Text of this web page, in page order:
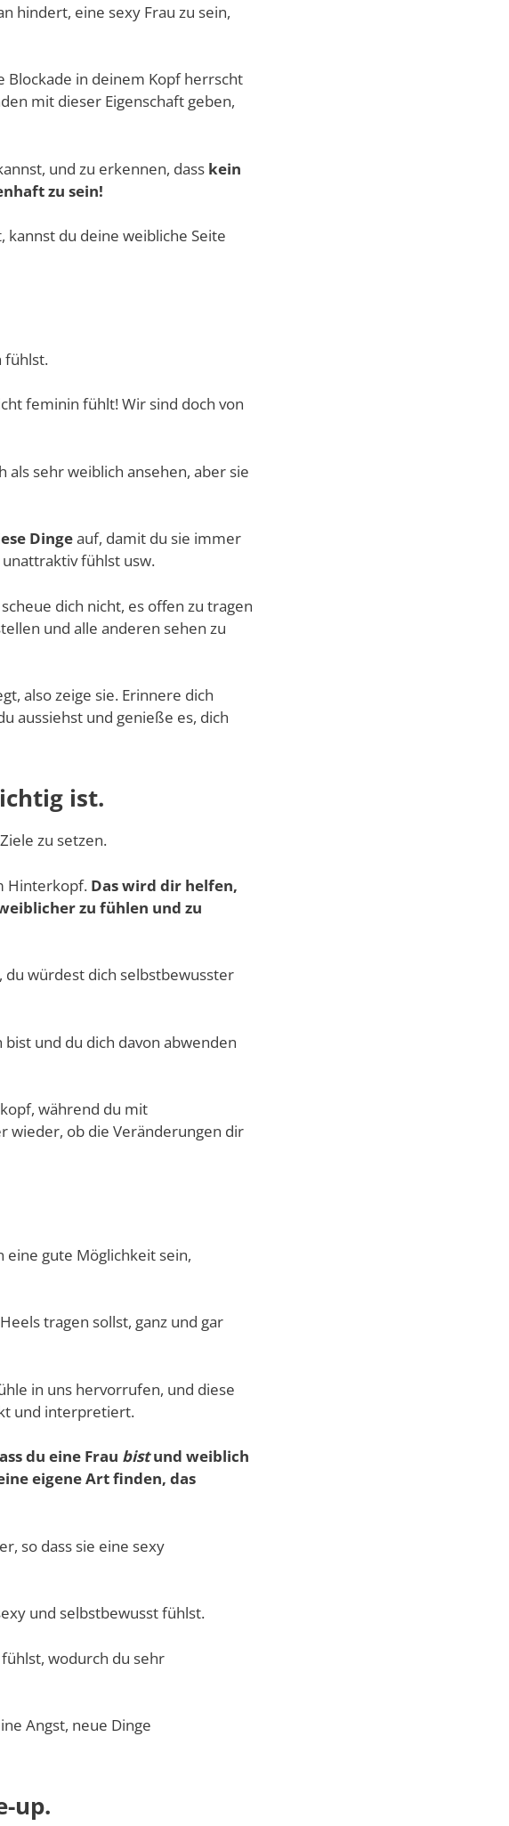
hindert, eine sexy Frau zu sein,
Blockade in deinem Kopf herrscht
mit dieser Eigenschaft geben,
und zu erkennen, dass kein
zu sein!
du deine weibliche Seite
fühlst.
feminin fühlt! Wir sind doch von
als sehr weiblich ansehen, aber sie
Dingeauf, damit du sie immer
fühlst usw.
dich nicht, es offen zu tragen
und alle anderen sehen zu
also zeige sie. Erinnere dich
aussiehst und genieße es, dich
ist.
zu setzen.
Hinterkopf. Das wird dir helfen,
zu fühlen und zu
du würdest dich selbstbewusster
und du dich davon abwenden
während du mit
wieder, ob die Veränderungen dir
gute Möglichkeit sein,
tragen sollst, ganz und gar
in uns hervorrufen, und diese
und interpretiert.
du eine Frau bistund weiblich
eigene Art finden, das
so dass sie eine sexy
und selbstbewusst fühlst.
wodurch du sehr
Angst, neue Dinge
up.